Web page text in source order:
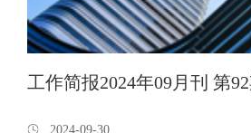
工作简报2024年09月刊 第92
2024-09-30